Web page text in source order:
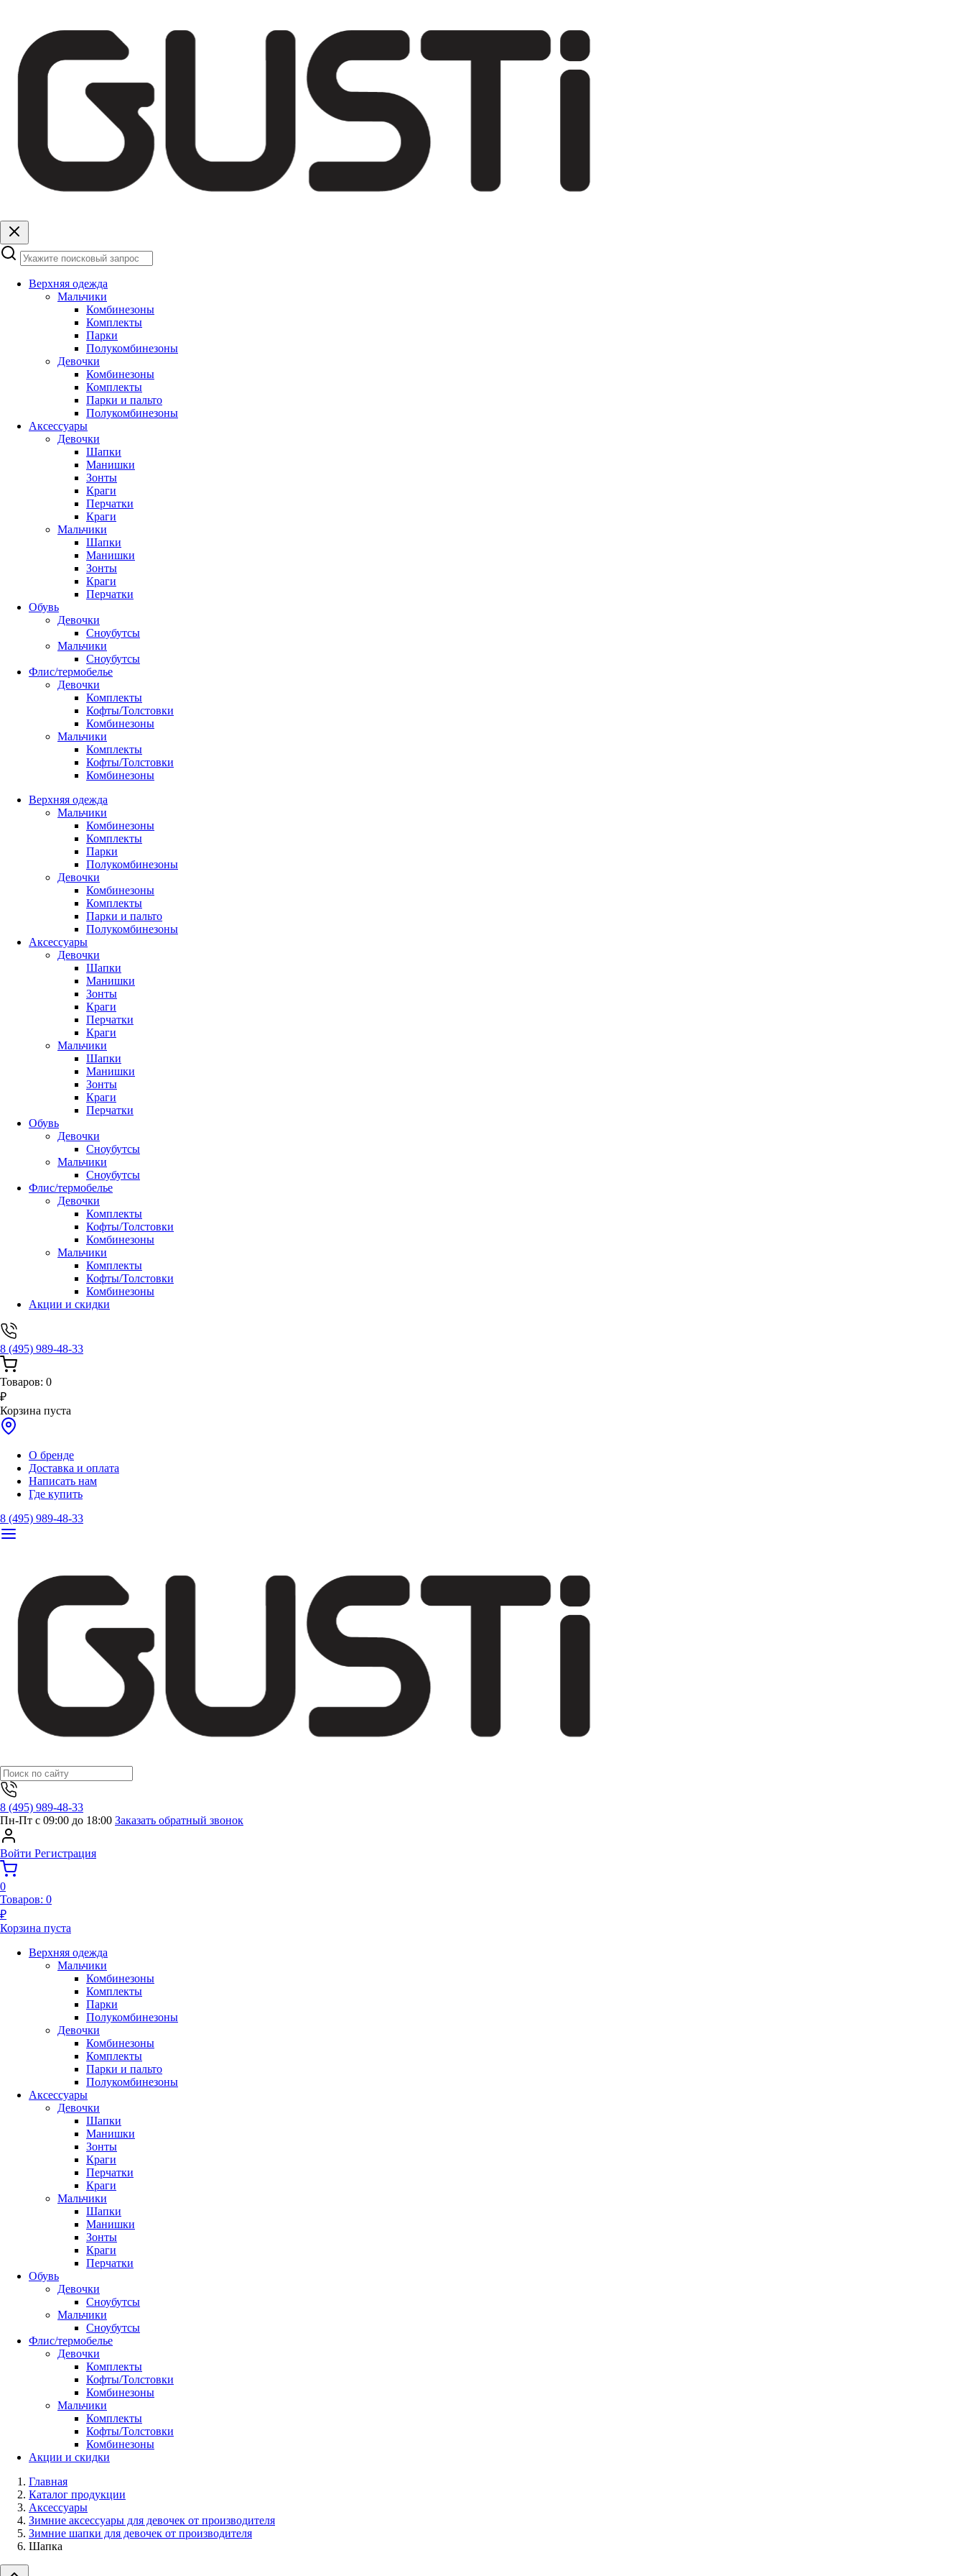
Верхняя одежда
Мальчики
Комбинезоны
Комплекты
Парки
Полукомбинезоны
Девочки
Комбинезоны
Комплекты
Парки и пальто
Полукомбинезоны
Аксессуары
Девочки
Шапки
Манишки
Зонты
Краги
Перчатки
Краги
Мальчики
Шапки
Манишки
Зонты
Краги
Перчатки
Обувь
Девочки
Сноубутсы
Мальчики
Сноубутсы
Флис/термобелье
Девочки
Комплекты
Кофты/Толстовки
Комбинезоны
Мальчики
Комплекты
Кофты/Толстовки
Комбинезоны
Верхняя одежда
Мальчики
Комбинезоны
Комплекты
Парки
Полукомбинезоны
Девочки
Комбинезоны
Комплекты
Парки и пальто
Полукомбинезоны
Аксессуары
Девочки
Шапки
Манишки
Зонты
Краги
Перчатки
Краги
Мальчики
Шапки
Манишки
Зонты
Краги
Перчатки
Обувь
Девочки
Сноубутсы
Мальчики
Сноубутсы
Флис/термобелье
Девочки
Комплекты
Кофты/Толстовки
Комбинезоны
Мальчики
Комплекты
Кофты/Толстовки
Комбинезоны
Акции и скидки
8 (495) 989-48-33
Товаров: 0
₽
Корзина пуста
О бренде
Доставка и оплата
Написать нам
Где купить
8 (495) 989-48-33
8 (495) 989-48-33
Пн-Пт с 09:00 до 18:00 Заказать обратный звонок
Войти Регистрация
0
Товаров: 0
₽
Корзина пуста
Верхняя одежда
Мальчики
Комбинезоны
Комплекты
Парки
Полукомбинезоны
Девочки
Комбинезоны
Комплекты
Парки и пальто
Полукомбинезоны
Аксессуары
Девочки
Шапки
Манишки
Зонты
Краги
Перчатки
Краги
Мальчики
Шапки
Манишки
Зонты
Краги
Перчатки
Обувь
Девочки
Сноубутсы
Мальчики
Сноубутсы
Флис/термобелье
Девочки
Комплекты
Кофты/Толстовки
Комбинезоны
Мальчики
Комплекты
Кофты/Толстовки
Комбинезоны
Акции и скидки
Главная
Каталог продукции
Аксессуары
Зимние аксессуары для девочек от производителя
Зимние шапки для девочек от производителя
Шапка